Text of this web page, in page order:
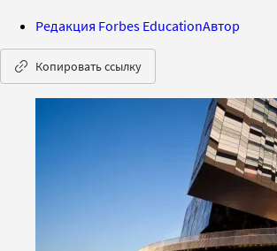
Редакция Forbes EducationАвтор
Копировать ссылку